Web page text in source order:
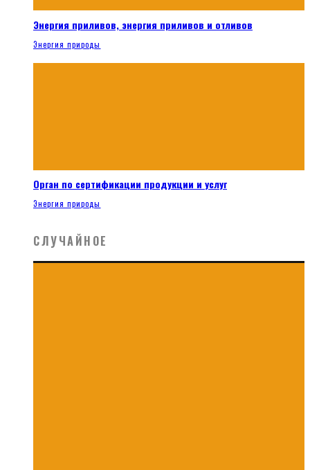
Энергия приливов, энергия приливов и отливов
Энергия природы
Орган по сертификации продукции и услуг
Энергия природы
СЛУЧАЙНОЕ